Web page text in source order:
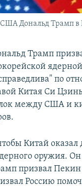
Дональд Трамп в
Трамп
по
Китая Си
между США и
Китай
оружия.
призвал
Россию